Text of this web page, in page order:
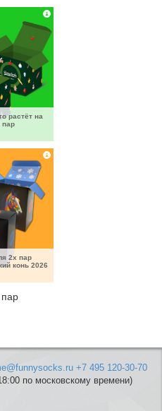
растёт на
пар
2х пар
конь 2026
+7 495 120-30-70
по московскому времени)